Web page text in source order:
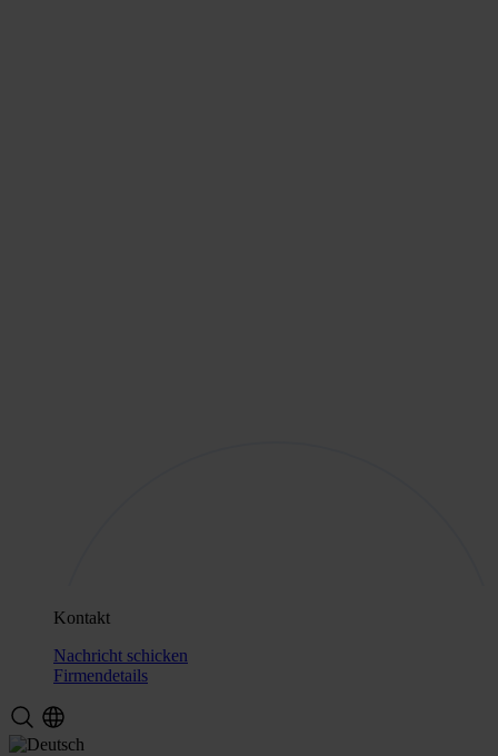
Kontakt
Nachricht schicken
Firmendetails